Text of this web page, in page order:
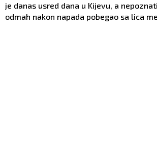
je danas usred dana u Kijevu, a
odmah nakon napada pobegao sa lica